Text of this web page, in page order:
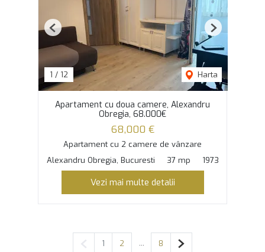
1 / 12 Harta
Previous Next
Apartament cu doua camere, Alexandru
Obregia, 68.000€
68,000 €
Apartament cu 2 camere de vânzare
Alexandru Obregia, Bucuresti
37 mp 1973
Vezi mai multe detalii
Pagina anterioară
1 2 ... 8 Pagina următoare